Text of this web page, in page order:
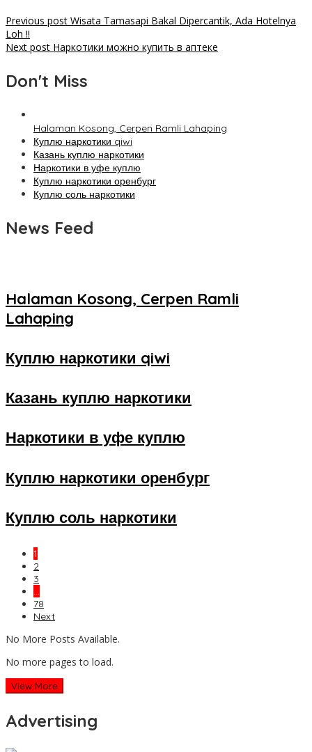
Previous post Wisata Tamasapi Bakal Dipercantik, Ada Hotelnya
Loh !!
Next post Наркотики можно купить в аптеке
Don't Miss
Halaman Kosong, Cerpen Ramli Lahaping
Куплю наркотики qiwi
Казань куплю наркотики
Наркотики в уфе куплю
Куплю наркотики оренбург
Куплю соль наркотики
News Feed
Halaman Kosong, Cerpen Ramli
Lahaping
Куплю наркотики qiwi
Казань куплю наркотики
Наркотики в уфе куплю
Куплю наркотики оренбург
Куплю соль наркотики
1
2
3
…
78
Next
No More Posts Available.
No more pages to load.
View More
Advertising